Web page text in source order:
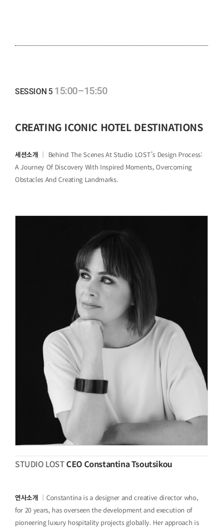
SESSION 5 15:00–15:50
CREATING ICONIC HOTEL DESTINATIONS
세션소개 ｜ Behind The Scenes At Studio LOST’s Design Process:
A Journey Of Discovery With Inspired Moments, Overcoming
Obstacles And Creating Landmarks.
STUDIO LOSTCEO Constantina Tsoutsikou
연사소개 ｜Constantina is a designer and creative director who,
for 20 years, has overseen the development and execution of
pioneering luxury hospitality projects globally. Her approach is